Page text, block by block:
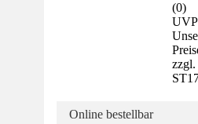
(0)
zzgl.
ST
Online bestellbar